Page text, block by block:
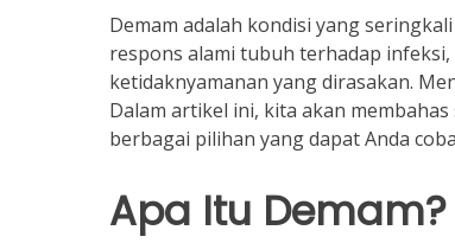
Demam adalah kondisi yang
respons alami tubuh terhadap
ketidaknyamanan yang dirasakan.
Dalam artikel ini, kita akan
berbagai pilihan yang dapat Anda
Apa Itu Demam?